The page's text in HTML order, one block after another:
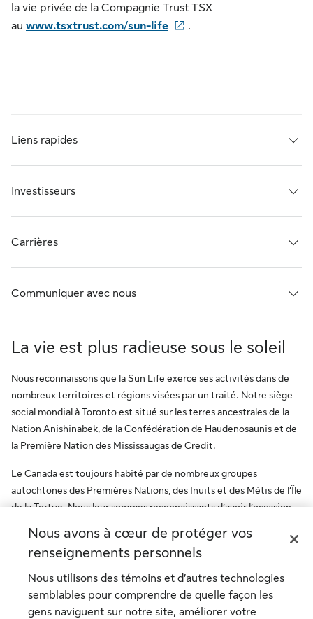
la vie privée de la Compagnie Trust TSX
au www.tsxtrust.com/sun-life .
Liens rapides
Investisseurs
Carrières
Communiquer avec nous
La vie est plus radieuse sous le soleil
Nous reconnaissons que la Sun Life exerce ses activités dans de
nombreux territoires et régions visées par un traité. Notre siège
social mondial à Toronto est situé sur les terres ancestrales de la
Nation Anishinabek, de la Confédération de Haudenosaunis et de
la Première Nation des Mississaugas de Credit.
Le Canada est toujours habité par de nombreux groupes
autochtones des Premières Nations, des Inuits et des Métis de l’Île
de la Tortue. Nous leur sommes reconnaissants d’avoir l’occasion
respect des premiers habitants et à reconnaître l’oppression des
peuples autochtones. De plus, il reflète l’engagement de la Sun
Life à l’égard des communautés autochtones et de ses employés
qui font partie de ces communautés.
Nous avons à cœur de protéger vos
renseignements personnels
Nous utilisons des témoins et d’autres technologies
semblables pour comprendre de quelle façon les
gens naviguent sur notre site, améliorer votre